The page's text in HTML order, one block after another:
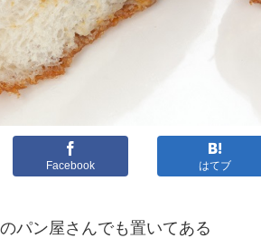
Facebook はてブ
パン屋さんでも置いてある